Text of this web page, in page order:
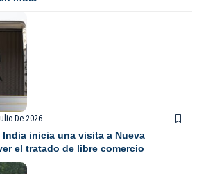
De 2026
inicia una visita a Nueva
el tratado de libre comercio